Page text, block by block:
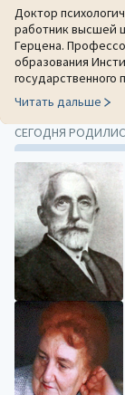
Доктор
работник высшей
Герцена.
образования
государственного
Читать дальше
СЕГОДНЯ